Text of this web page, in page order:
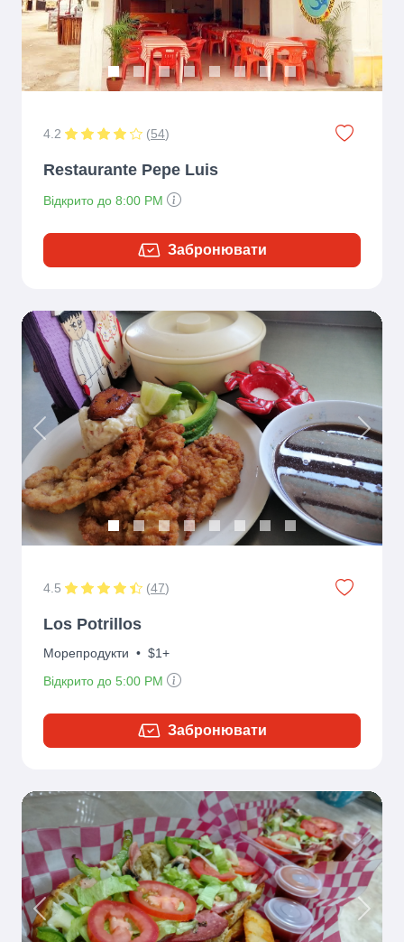
4.2 (54)
Restaurante Pepe Luis
Відкрито до 8:00 PM
Забронювати
Previous Next
4.5 (47)
Los Potrillos
Морепродукти • $1+
Відкрито до 5:00 PM
Забронювати
Previous Next